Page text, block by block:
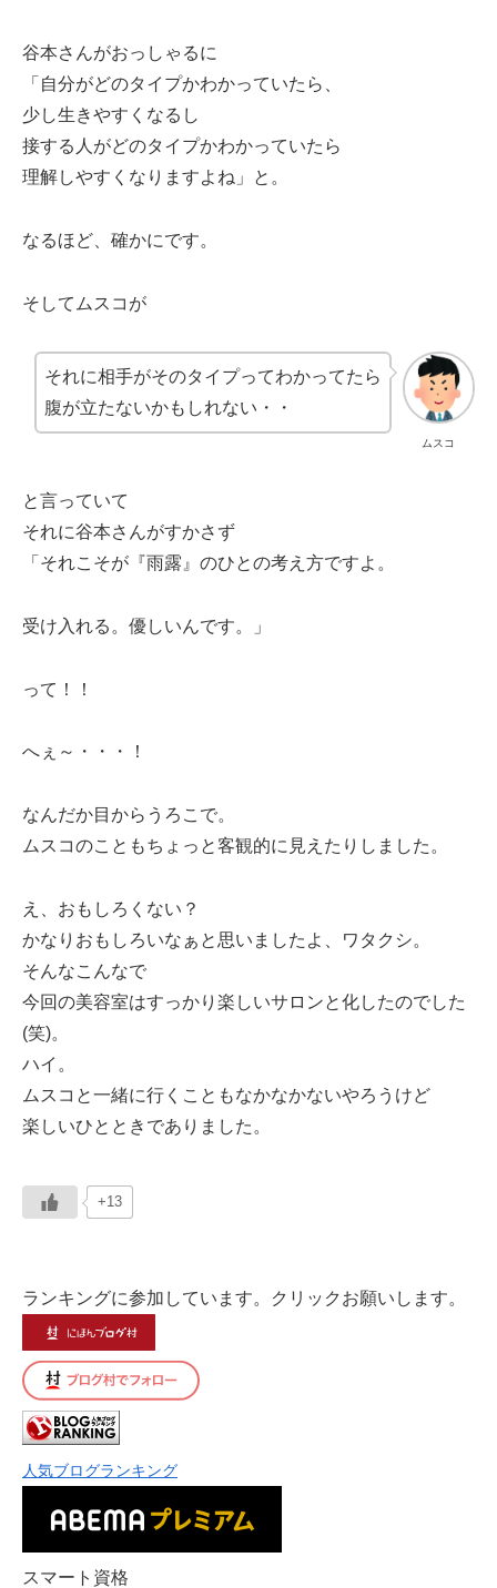
谷本さんがおっしゃるに
「自分がどのタイプかわかっていたら、
少し生きやすくなるし
接する人がどのタイプかわかっていたら
理解しやすくなりますよね」と。
なるほど、確かにです。
そしてムスコが
ムスコ
それに相手がそのタイプってわかってたら
腹が立たないかもしれない・・
と言っていて
それに谷本さんがすかさず
「それこそが『雨露』のひとの考え方ですよ。
受け入れる。優しいんです。」
って！！
へぇ～・・・！
なんだか目からうろこで。
ムスコのこともちょっと客観的に見えたりしました。
え、おもしろくない？
かなりおもしろいなぁと思いましたよ、ワタクシ。
そんなこんなで
今回の美容室はすっかり楽しいサロンと化したのでした
(笑)。
ハイ。
ムスコと一緒に行くこともなかなかないやろうけど
楽しいひとときでありました。
+13
ランキングに参加しています。クリックお願いします。
人気ブログランキング
スマート資格